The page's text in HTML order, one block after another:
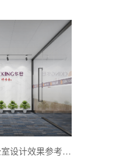
免费分享福田金融大厦办公室设计效果参考图-文丰装饰公司